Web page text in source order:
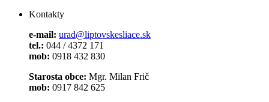
Kontakty
e-mail: urad@liptovskesliace.sk
tel.: 044 / 4372 171
mob: 0918 432 830
Starosta obce: Mgr. Milan Frič
mob: 0917 842 625